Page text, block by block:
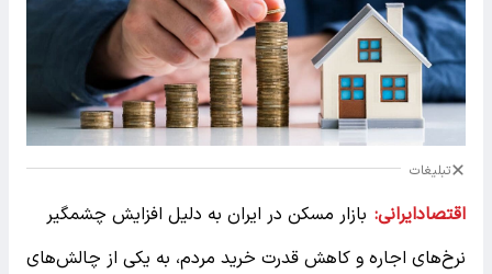
تبلیغات
اقتصادایرانی: بازار مسکن در ایران به دلیل افزایش چشمگیر
نرخ‌های اجاره و کاهش قدرت خرید مردم، به یکی از چالش‌های